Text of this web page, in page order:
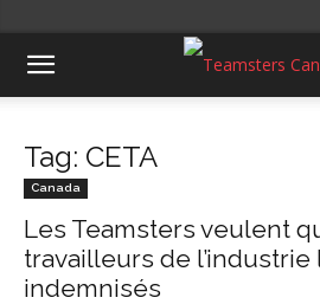
Tag: CETA
Canada
Les Teamsters veulent
travailleurs de
indemnisés